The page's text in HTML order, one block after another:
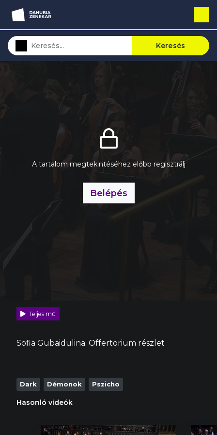
Keresés
A tartalom megtekintéséhez előbb regisztrálj
Belépés
Teljes mű
Sofia Gubaidulina: Offertorium részlet
Dark Démonok Pszicho
Hasonló videók